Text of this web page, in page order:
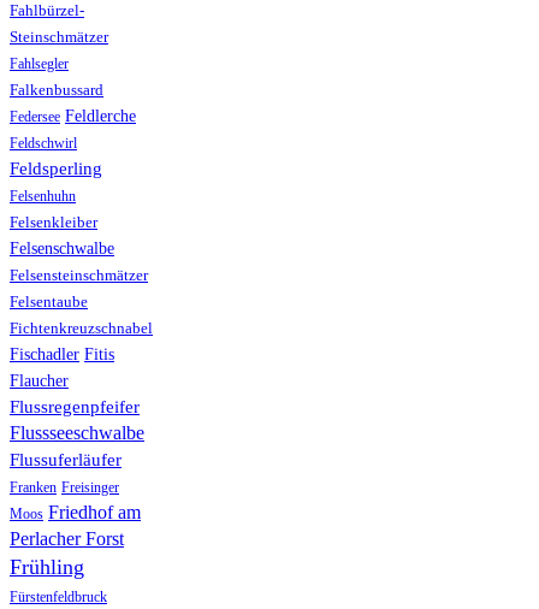
Fahlbürzel-
Steinschmätzer
Fahlsegler
Falkenbussard
Federsee Feldlerche
Feldschwirl
Feldsperling
Felsenhuhn
Felsenkleiber
Felsenschwalbe
Felsensteinschmätzer
Felsentaube
Fichtenkreuzschnabel
Fischadler Fitis
Flaucher
Flussregenpfeifer
Flussseeschwalbe
Flussuferläufer
Franken Freisinger
Moos Friedhof am
Perlacher Forst
Frühling
Fürstenfeldbruck